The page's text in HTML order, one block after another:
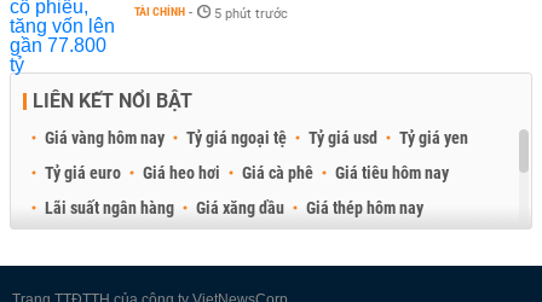
TÀI CHÍNH - 5 phút trước
LIÊN KẾT NỔI BẬT
Giá vàng hôm nay Tỷ giá ngoại tệ Tỷ giá usd
Tỷ giá yen
Tỷ giá euro
Giá heo hơi Giá cà phê
Giá tiêu hôm nay
Lãi suất ngân hàng
Giá xăng dầu
Giá thép hôm nay